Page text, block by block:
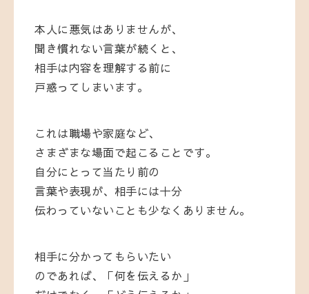
本人に悪気はありませんが、
聞き慣れない言葉が続くと、
相手は内容を理解する前に
戸惑ってしまいます。
これは職場や家庭など、
さまざまな場面で起こることです。
自分にとって当たり前の
言葉や表現が、相手には十分
伝わっていないことも少なくありません。
相手に分かってもらいたい
のであれば、「何を伝えるか」